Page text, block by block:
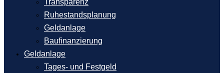
Transparenz
Ruhestandsplanung
Geldanlage
Baufinanzierung
Geldanlage
Tages- und Festgeld